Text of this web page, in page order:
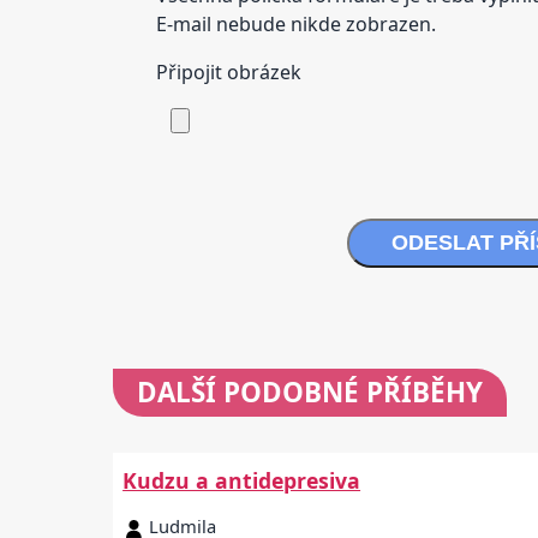
E-mail nebude nikde zobrazen.
Připojit obrázek
ODESLAT
DALŠÍ PODOBNÉ PŘÍBĚHY
Kudzu a antidepresiva
Ludmila